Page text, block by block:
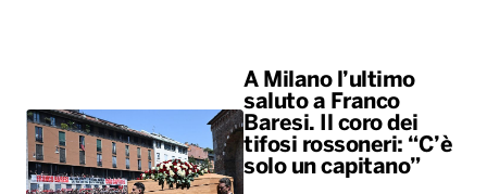
A Milano l’ultimo
saluto a Franco
Baresi. Il coro dei
tifosi rossoneri: “C’è
solo un capitano”